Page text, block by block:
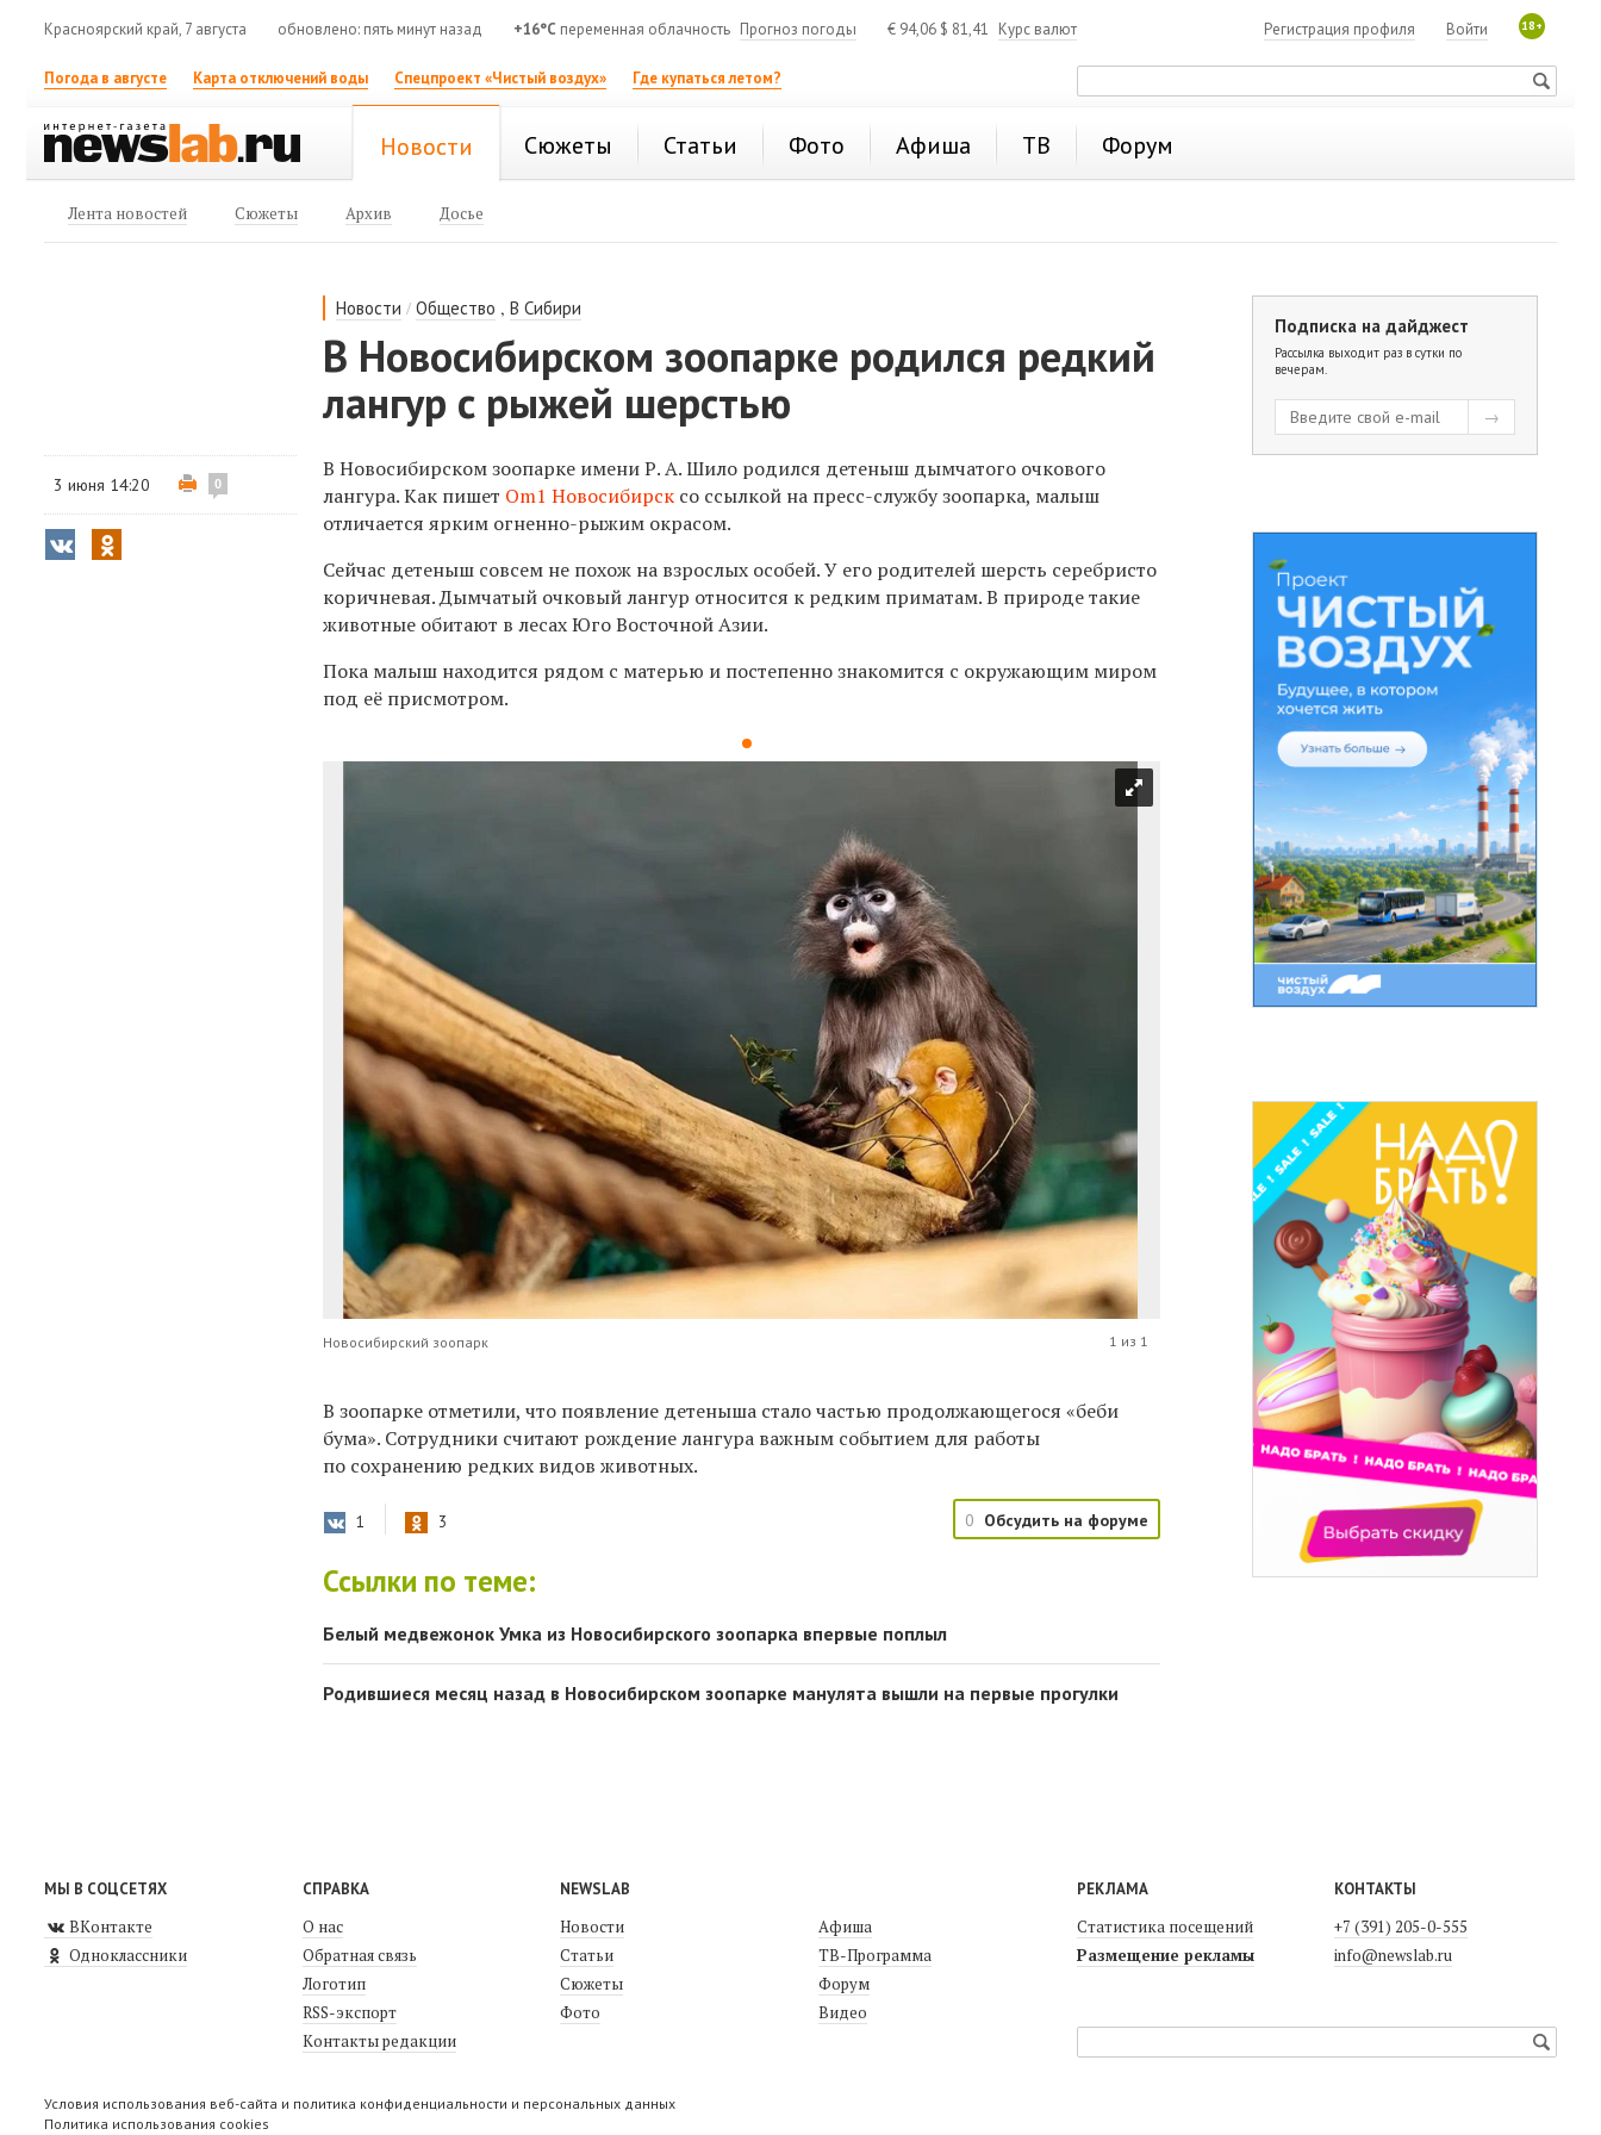
Красноярский край, 7 августа обновлено: пять минут назад +16°C переменная облачность Прогноз погоды € 94,06 $ 81,41 Курс валют 18+
Войти
Регистрация профиля
Погода в августе Карта отключений воды Спецпроект «Чистый воздух» Где купаться летом?
Новости Сюжеты Статьи Фото Афиша ТВ Форум
Лента новостей Сюжеты Архив Досье
Новости /Общество ,В Сибири
В Новосибирском зоопарке родился редкий
лангур с рыжей шерстью
3 июня 14:20 0
В Новосибирском зоопарке имени Р. А. Шило родился детеныш дымчатого очкового
лангура. Как пишет Om1 Новосибирск со ссылкой на пресс-службу зоопарка, малыш
отличается ярким огненно-рыжим окрасом.
Сейчас детеныш совсем не похож на взрослых особей. У его родителей шерсть серебристо
коричневая. Дымчатый очковый лангур относится к редким приматам. В природе такие
животные обитают в лесах Юго Восточной Азии.
Пока малыш находится рядом с матерью и постепенно знакомится с окружающим миром
под её присмотром.
Новосибирский зоопарк 1 из 1
В зоопарке отметили, что появление детеныша стало частью продолжающегося «беби
бума». Сотрудники считают рождение лангура важным событием для работы
по сохранению редких видов животных.
1 3 0 Обсудить на форуме
Ссылки по теме:
Белый медвежонок Умка из Новосибирского зоопарка впервые поплыл
Родившиеся месяц назад в Новосибирском зоопарке манулята вышли на первые прогулки
Подписка на дайджест
Рассылка выходит раз в сутки по
вечерам.
МЫ В СОЦСЕТЯХ
ВКонтакте
Одноклассники
СПРАВКА
О нас
Обратная связь
Логотип
RSS-экспорт
Контакты редакции
NEWSLAB
Новости
Статьи
Сюжеты
Фото
Афиша
ТВ-Программа
Форум
Видео
РЕКЛАМА
Статистика посещений
Размещение рекламы
КОНТАКТЫ
+7 (391) 205-0-555
info@newslab.ru
Условия использования веб-сайта и политика конфиденциальности и персональных данных
Политика использования cookies